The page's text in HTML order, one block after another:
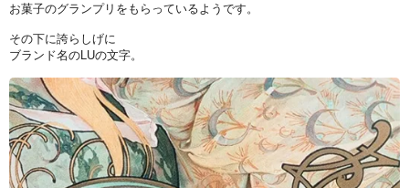
お菓子のグランプリをもらっているようです。
その下に誇らしげに
ブランド名のLUの文字。